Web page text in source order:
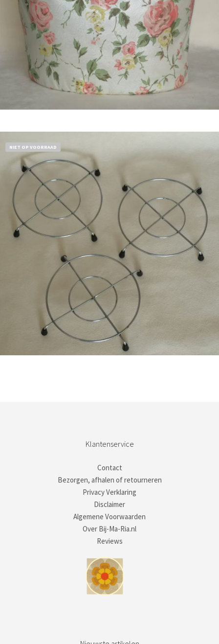
NIET OP VOORRAAD
€11,50
Klantenservice
Contact
Bezorgen, afhalen of retourneren
Privacy Verklaring
Disclaimer
Algemene Voorwaarden
Over Bij-Ma-Ria.nl
Reviews